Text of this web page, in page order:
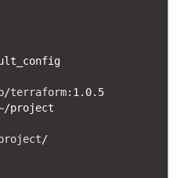
/terraform: 1.0.5
/project
/